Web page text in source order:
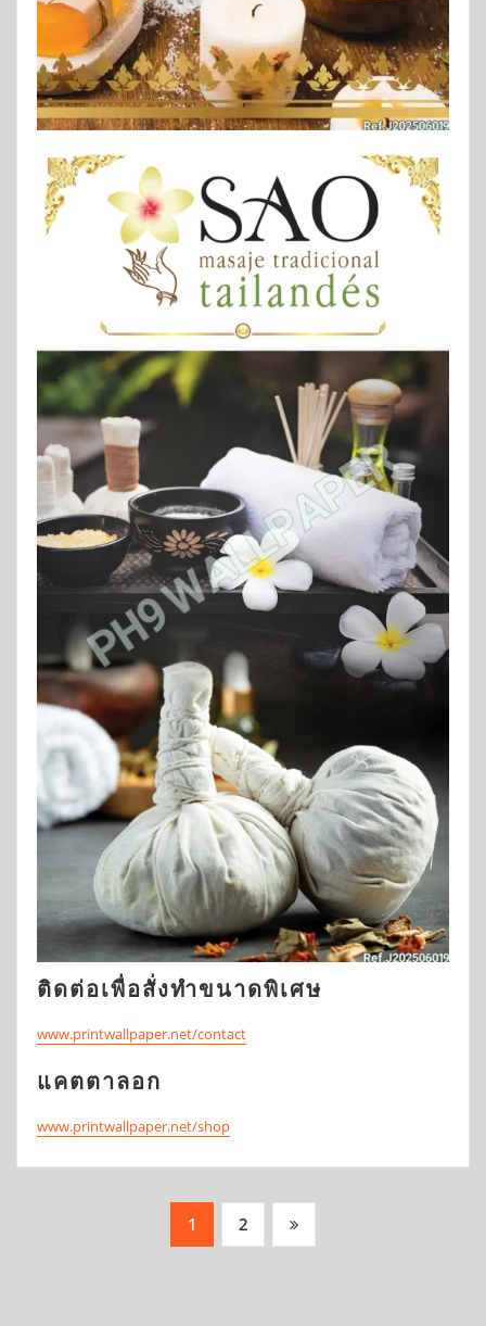
ติดต่อเพื่อสั่งทำขนาดพิเศษ
www.printwallpaper.net/contact
แคตตาลอก
www.printwallpaper.net/shop
1 2